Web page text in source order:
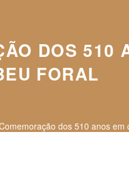
DOS 510
FORAL
dos 510 anos